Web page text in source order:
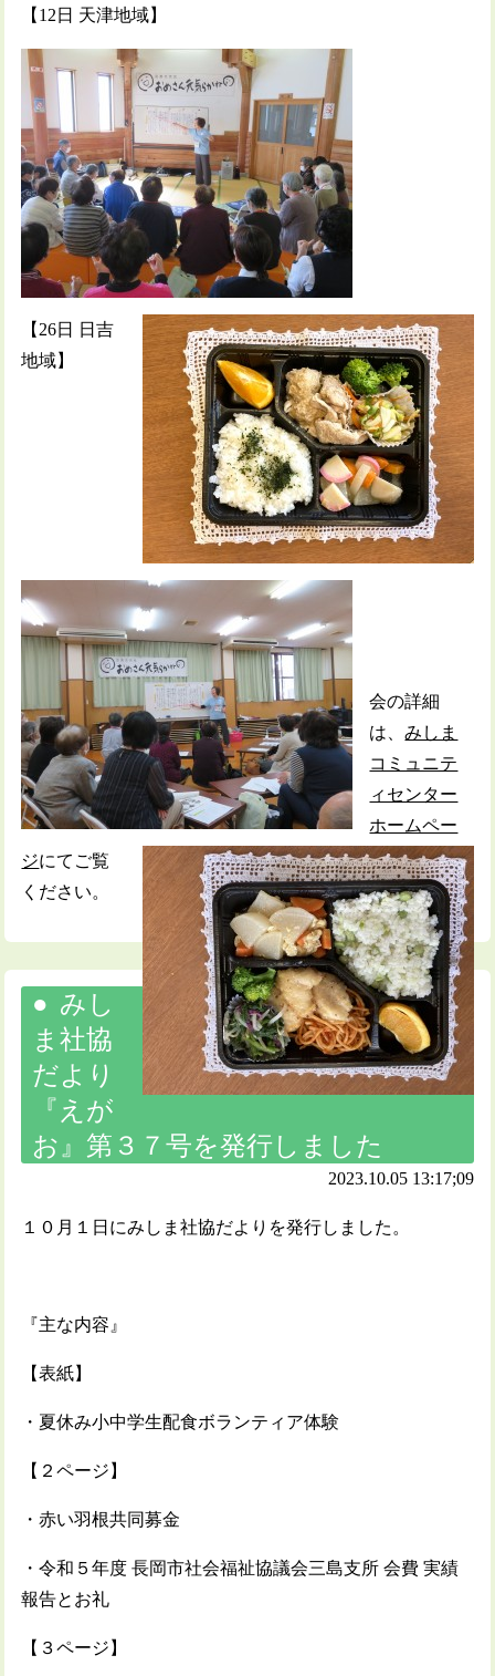
【12日 天津地域】
【26日 日吉
地域】
会の詳細
は、みしま
コミュニテ
ィセンター
ホームペー
ジにてご覧
ください。
みし
ま社協
だより
『えが
お』第３７号を発行しました
2023.10.05 13:17;09
１０月１日にみしま社協だよりを発行しました。
『主な内容』
【表紙】
・夏休み小中学生配食ボランティア体験
【２ページ】
・赤い羽根共同募金
・令和５年度 長岡市社会福祉協議会三島支所 会費 実績
報告とお礼
【３ページ】